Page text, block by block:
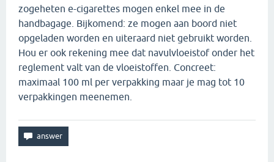
zogeheten e-cigarettes mogen enkel mee in de
handbagage. Bijkomend: ze mogen aan boord niet
opgeladen worden en uiteraard niet gebruikt worden.
Hou er ook rekening mee dat navulvloeistof onder het
reglement valt van de vloeistoffen. Concreet:
maximaal 100 ml per verpakking maar je mag tot 10
verpakkingen meenemen.